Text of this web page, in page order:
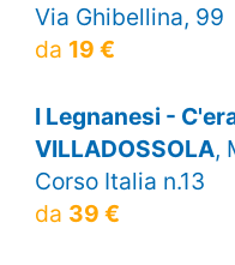
Via Ghibellina, 99
da 19 €
I Legnanesi -
VILLADOSSOLA,
Corso Italia n.13
da 39 €